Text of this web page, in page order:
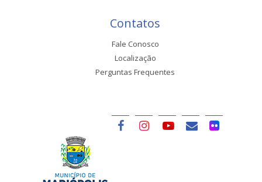
Contatos
Fale Conosco
Localização
Perguntas Frequentes